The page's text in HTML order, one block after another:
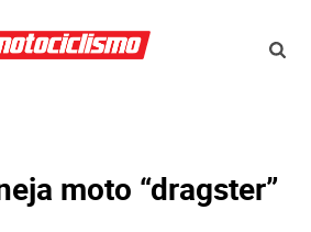
moto “dragster”